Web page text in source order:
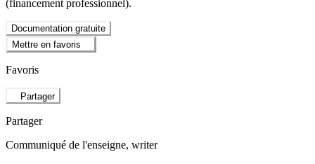
(financement professionnel).
Documentation gratuite
Mettre en favoris
Favoris
Partager
Partager
Communiqué de l'enseigne, writer